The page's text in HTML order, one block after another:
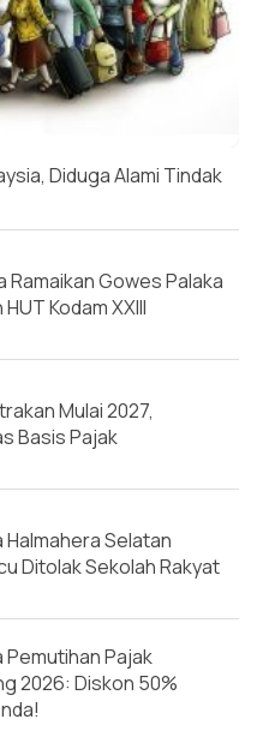
Diduga Alami Tindak
Ramaikan Gowes Palaka
Kodam XXIII
Mulai 2027,
Basis Pajak
Halmahera Selatan
Ditolak Sekolah Rakyat
Pemutihan Pajak
2026: Diskon 50%